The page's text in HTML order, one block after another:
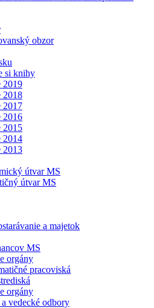
obzor
si knihy
2019
2018
2017
2016
2015
2014
2013
útvar MS
útvar MS
a majetok
MS
orgány
pracoviská
orgány
vedecké odbory